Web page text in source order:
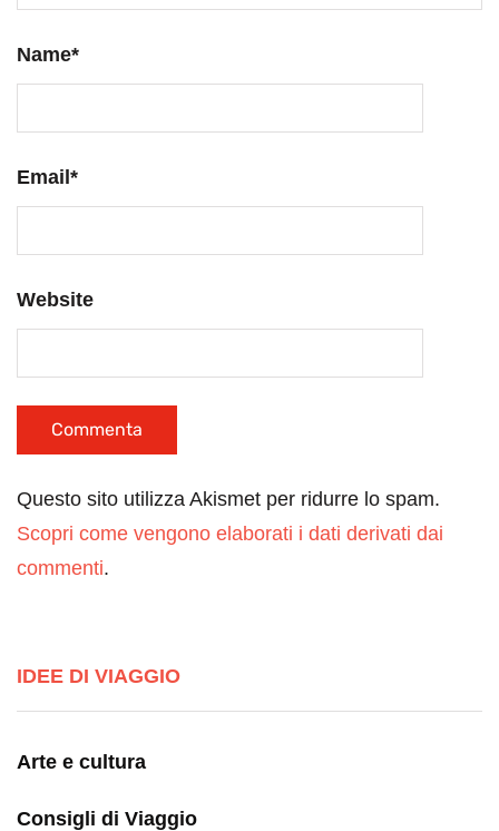
Name*
Email*
Website
Questo sito utilizza Akismet per ridurre lo spam.
Scopri come vengono elaborati i dati derivati dai
commenti.
IDEE DI VIAGGIO
Arte e cultura
Consigli di Viaggio